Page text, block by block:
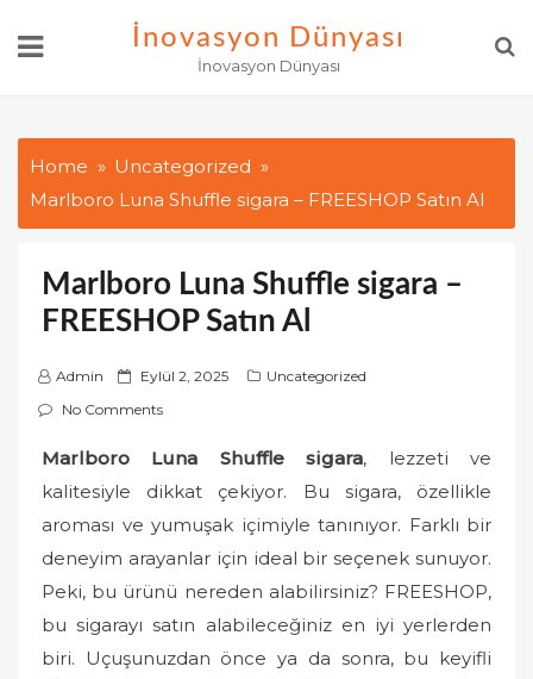
İnovasyon Dünyası
İnovasyon Dünyası
Home
Uncategorized
Marlboro Luna Shuffle sigara – FREESHOP Satın Al
Marlboro Luna Shuffle sigara –
FREESHOP Satın Al
Admin
P
o
d
Eylül 2, 2025
Uncategorized
No Comments
Marlboro Luna Shuffle sigara, lezzeti ve
kalitesiyle dikkat çekiyor. Bu sigara, özellikle
aroması ve yumuşak içimiyle tanınıyor. Farklı bir
deneyim arayanlar için ideal bir seçenek sunuyor.
Peki, bu ürünü nereden alabilirsiniz? FREESHOP,
bu sigarayı satın alabileceğiniz en iyi yerlerden
biri. Uçuşunuzdan önce ya da sonra, bu keyifli